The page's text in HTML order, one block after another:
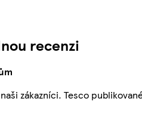
recenzi
zákazníci. Tesco